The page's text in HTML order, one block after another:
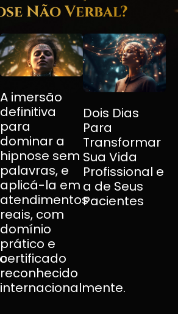
Não Verbal?
A imersão
definitiva
para
dominar a
hipnose sem
palavras, e
aplicá-la em
atendimentos
reais, com
domínio
prático e
certificado
reconhecido
internacionalmente.
Dois Dias
Para
Transformar
Sua Vida
Profissional e
a de Seus
Pacientes